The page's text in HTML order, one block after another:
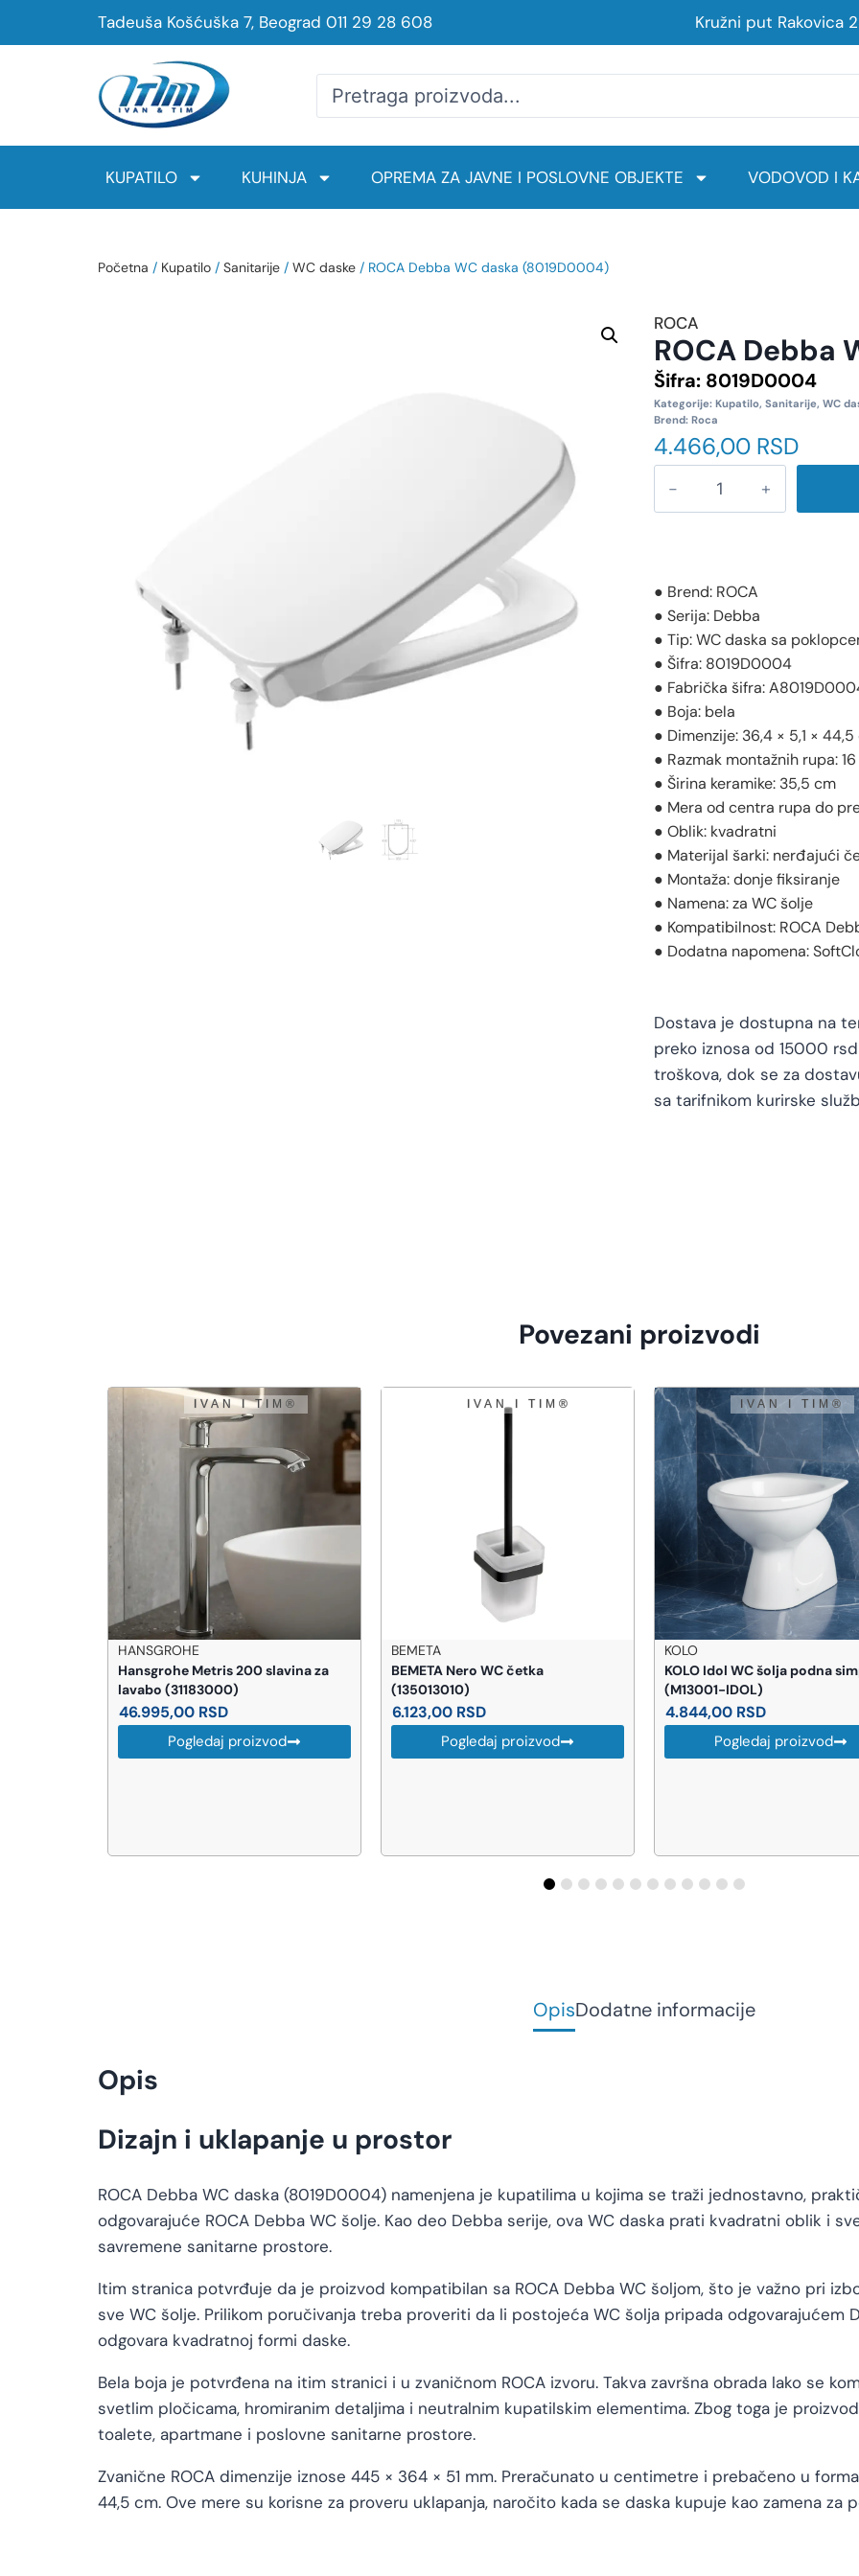
Tadeuša Košćuška 7, Beograd 011 29 28 608 Kružni put Rakovica
KUPATILO KUHINJA OPREMA ZA JAVNE I POSLOVNE OBJEKTE VODOVOD I
Početna / Kupatilo / Sanitarije / WC daske / ROCA Debba WC daska (8019D0004)
ROCA
ROCA Debba
Šifra: 8019D0004
Kategorije: Kupatilo, Sanitarije, WC
Brend: Roca
4.466,00 RSD
● Brend: ROCA
● Serija: Debba
● Tip: WC daska sa
● Šifra: 8019D0004
● Fabrička šifra:
● Boja: bela
● Dimenzije: 36,4 × 5,1 ×
● Razmak montažnih rupa:
● Širina keramike: 35,5 cm
● Mera od centra rupa do
● Oblik: kvadratni
● Materijal šarki: nerđajući
● Montaža: donje fiksiranje
● Namena: za WC šolje
● Kompatibilnost: ROCA
● Dodatna napomena:
Dostava je dostupna na
preko iznosa od 15000
troškova, dok se za
sa tarifnikom kurirske
Povezani proizvodi
BEMETA
BEMETA Nero WC četka
(135013010)
6.123,00RSD
Pogledaj proizvod
KOLO
KOLO Idol WC šolja podna simplon
(M13001-IDOL)
4.844,00RSD
Pogledaj proizvod
HUPPE GERMANY
HUPPE DESIGN PURE BOČNI
70 cm LEVI 8P2709.087.322
17.640,00RSD
9.000,00RSD AKCIJA
OpisDodatne informacije
Opis
Dizajn i uklapanje u prostor
ROCA Debba WC daska (8019D0004) namenjena je kupatilima u kojima se traži jednostavno,
odgovarajuće ROCA Debba WC šolje. Kao deo Debba serije, ova WC daska prati kvadratni oblik i
savremene sanitarne prostore.
Itim stranica potvrđuje da je proizvod kompatibilan sa ROCA Debba WC šoljom, što je važno pri
sve WC šolje. Prilikom poručivanja treba proveriti da li postojeća WC šolja pripada odgovarajućem
odgovara kvadratnoj formi daske.
Bela boja je potvrđena na itim stranici i u zvaničnom ROCA izvoru. Takva završna obrada lako se
svetlim pločicama, hromiranim detaljima i neutralnim kupatilskim elementima. Zbog toga je
toalete, apartmane i poslovne sanitarne prostore.
Zvanične ROCA dimenzije iznose 445 × 364 × 51 mm. Preračunato u centimetre i prebačeno u
44,5 cm. Ove mere su korisne za proveru uklapanja, naročito kada se daska kupuje kao zamena za